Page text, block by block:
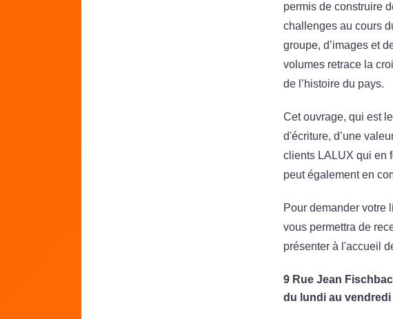
permis de construire
challenges au cours
groupe, d’images et
volumes retrace la
de l’histoire du pays.
Cet ouvrage, qui est
d'écriture, d’une
clients LALUX qui en
peut également en
Pour demander votre
vous permettra de
présenter à l'accueil
9 Rue Jean
du lundi au vendredi